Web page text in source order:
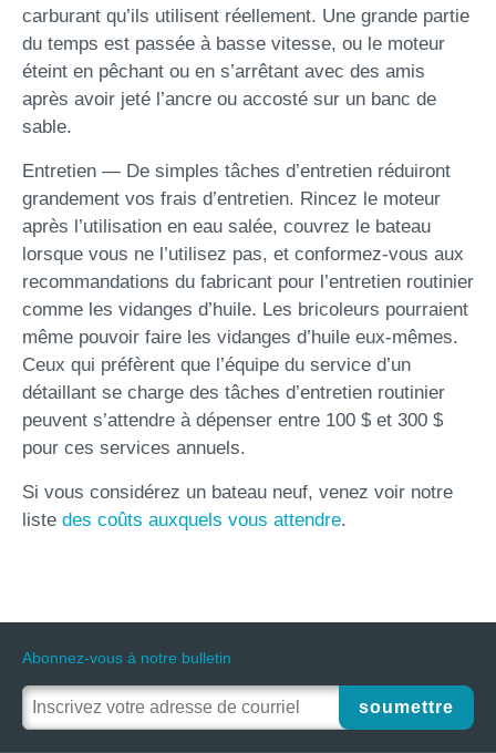
carburant qu’ils utilisent réellement. Une grande partie
du temps est passée à basse vitesse, ou le moteur
éteint en pêchant ou en s’arrêtant avec des amis
après avoir jeté l’ancre ou accosté sur un banc de
sable.
Entretien — De simples tâches d’entretien réduiront
grandement vos frais d’entretien. Rincez le moteur
après l’utilisation en eau salée, couvrez le bateau
lorsque vous ne l’utilisez pas, et conformez-vous aux
recommandations du fabricant pour l’entretien routinier
comme les vidanges d’huile. Les bricoleurs pourraient
même pouvoir faire les vidanges d’huile eux-mêmes.
Ceux qui préfèrent que l’équipe du service d’un
détaillant se charge des tâches d’entretien routinier
peuvent s’attendre à dépenser entre 100 $ et 300 $
pour ces services annuels.
Si vous considérez un bateau neuf, venez voir notre
liste des coûts auxquels vous attendre.
Abonnez-vous à notre bulletin
soumettre